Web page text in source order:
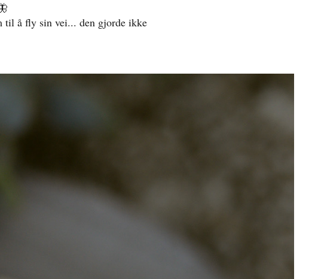
til å fly sin vei... den gjorde ikke